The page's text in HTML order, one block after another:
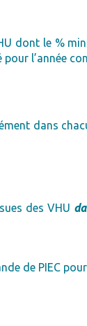
dont le %
l’année
dans
des VHU
de PIEC